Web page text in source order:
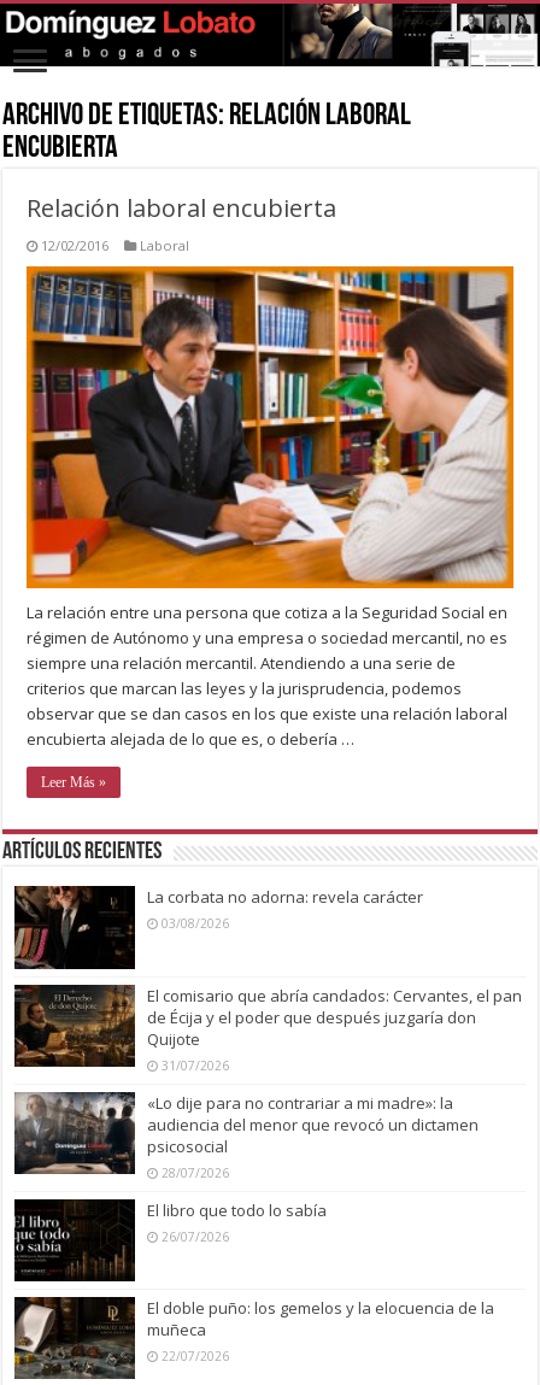
Archivo de Etiquetas: Relación laboral
encubierta
Relación laboral encubierta
12/02/2016 Laboral
La relación entre una persona que cotiza a la Seguridad Social en
régimen de Autónomo y una empresa o sociedad mercantil, no es
siempre una relación mercantil. Atendiendo a una serie de
criterios que marcan las leyes y la jurisprudencia, podemos
observar que se dan casos en los que existe una relación laboral
encubierta alejada de lo que es, o debería …
Leer Más »
Artículos recientes
La corbata no adorna: revela carácter
03/08/2026
El comisario que abría candados: Cervantes, el pan
de Écija y el poder que después juzgaría don
Quijote
31/07/2026
«Lo dije para no contrariar a mi madre»: la
audiencia del menor que revocó un dictamen
psicosocial
28/07/2026
El libro que todo lo sabía
26/07/2026
El doble puño: los gemelos y la elocuencia de la
muñeca
22/07/2026